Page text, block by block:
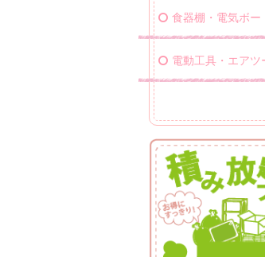
食器棚・電気ボー
電動工具・エアツ